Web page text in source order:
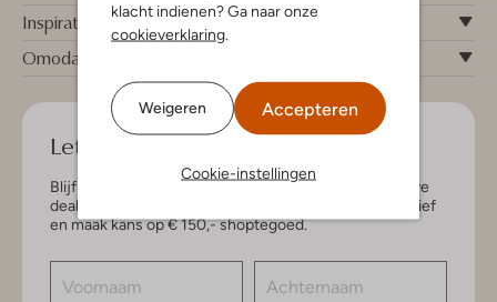
klacht indienen? Ga naar onze
cookieverklaring
Weigeren Accepteren
Cookie-instellingen
Inspiratie
Omoda
Let's keep in touch!
Blijf op de hoogte van de nieuwste items en exclusieve
deals, speciaal voor jou. Schrijf je in voor de nieuwsbrief
en maak kans op € 150,- shoptegoed.